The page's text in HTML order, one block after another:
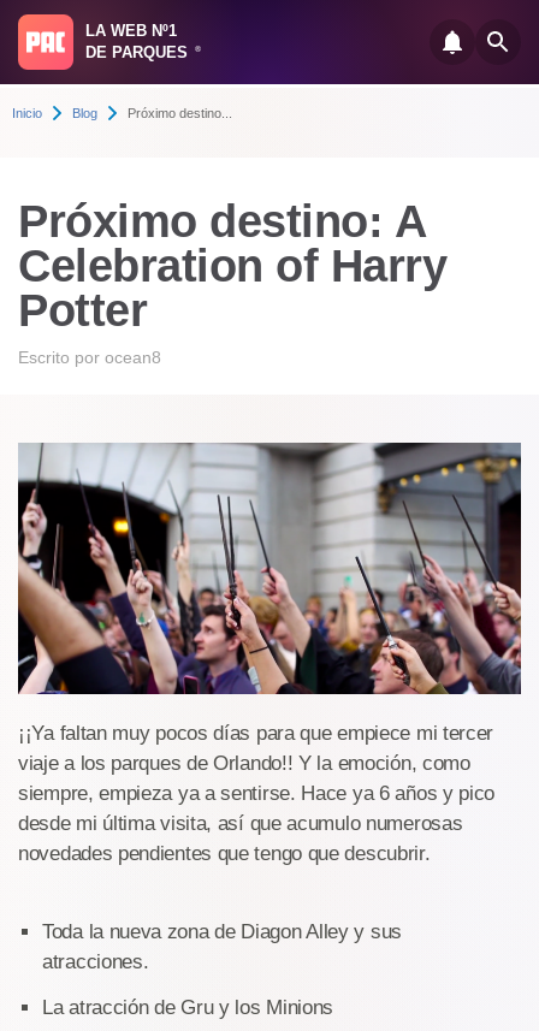
LA WEB Nº1
DE PARQUES
®
Inicio Blog Próximo destino...
Próximo destino: A
Celebration of Harry
Potter
Escrito por ocean8
¡¡Ya faltan muy pocos días para que empiece mi tercer
viaje a los parques de Orlando!! Y la emoción, como
siempre, empieza ya a sentirse. Hace ya 6 años y pico
desde mi última visita, así que acumulo numerosas
novedades pendientes que tengo que descubrir.
Toda la nueva zona de Diagon Alley y sus
atracciones.
La atracción de Gru y los Minions